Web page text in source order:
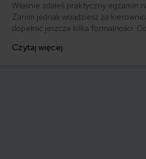
Właśnie zdałeś praktyczny egzamin
Zanim jednak wsiądziesz za
dopełnić jeszcze kilka formalności.
którym szybko załatwisz sprawy
Czytaj więcej